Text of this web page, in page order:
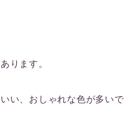
ります。
い、おしゃれな色が多いで